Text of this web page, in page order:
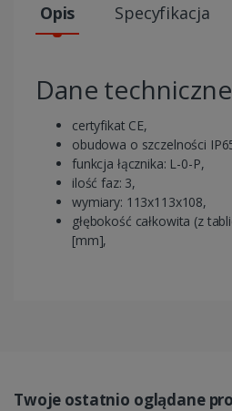
Opis Specyfikacja
Dane
certyfikat CE,
obudowa o szczelności
funkcja łącznika: L-0-P,
ilość faz: 3,
wymiary: 113x113x108,
głębokość całkowita (z
[mm],
Twoje ostatnio oglądane